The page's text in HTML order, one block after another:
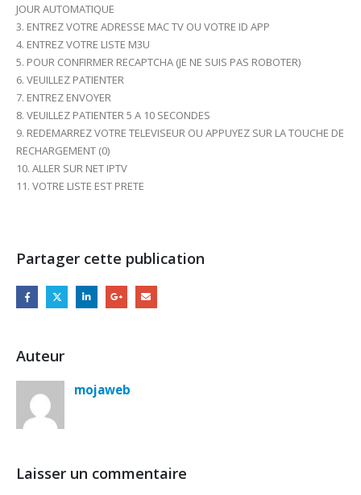
JOUR AUTOMATIQUE
3. ENTREZ VOTRE ADRESSE MAC TV OU VOTRE ID APP
4. ENTREZ VOTRE LISTE M3U
5. POUR CONFIRMER RECAPTCHA (JE NE SUIS PAS ROBOTER)
6. VEUILLEZ PATIENTER
7. ENTREZ ENVOYER
8. VEUILLEZ PATIENTER 5 A 10 SECONDES
9. REDEMARREZ VOTRE TELEVISEUR OU APPUYEZ SUR LA TOUCHE DE
RECHARGEMENT (0)
10. ALLER SUR NET IPTV
11. VOTRE LISTE EST PRETE
Partager cette publication
Auteur
mojaweb
Laisser un commentaire